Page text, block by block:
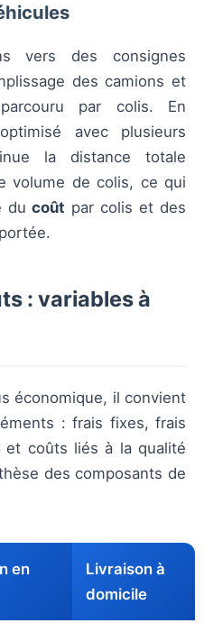
vers des consignes
des camions et
par colis. En
avec plusieurs
la distance totale
volume de colis, ce qui
ducoût par colis et des
: variables à
économique, il convient
: frais fixes, frais
et coûts liés à la qualité
des composants de
en
Livraison à
domicile